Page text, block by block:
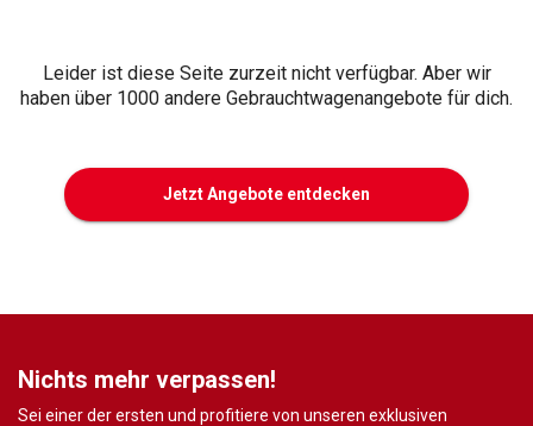
Leider ist diese Seite zurzeit nicht verfügbar. Aber wir
haben über 1000 andere Gebrauchtwagenangebote für dich.
Jetzt Angebote entdecken
Nichts mehr verpassen!
Sei einer der ersten und profitiere von unseren exklusiven